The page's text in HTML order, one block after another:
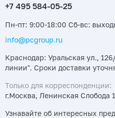
Пн-пт: 9:00-18:00 Сб-вс:
info@pcgroup.ru
Краснодар: Уральская ул.,
линии". Сроки доставки
Только для корреспонденции:
г.Москва, Ленинская Слобода
Узнавайте об интересных